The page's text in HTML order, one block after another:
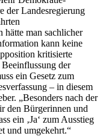
der Landesregierung
hätte man sachlicher
kann keine
kritisierte
der
ein Gesetz zum
– in diesem
„Besonders nach der
den Bürgerinnen und
ein ‚Ja‘ zum Ausstieg
und umgekehrt.“